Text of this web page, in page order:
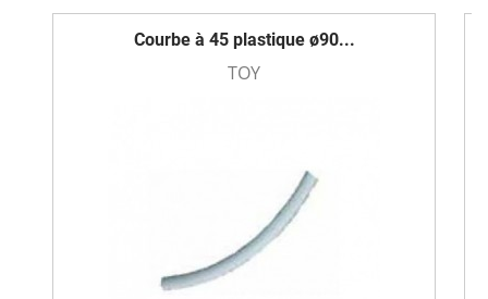
Courbe à 45 plastique ø90...
TOY